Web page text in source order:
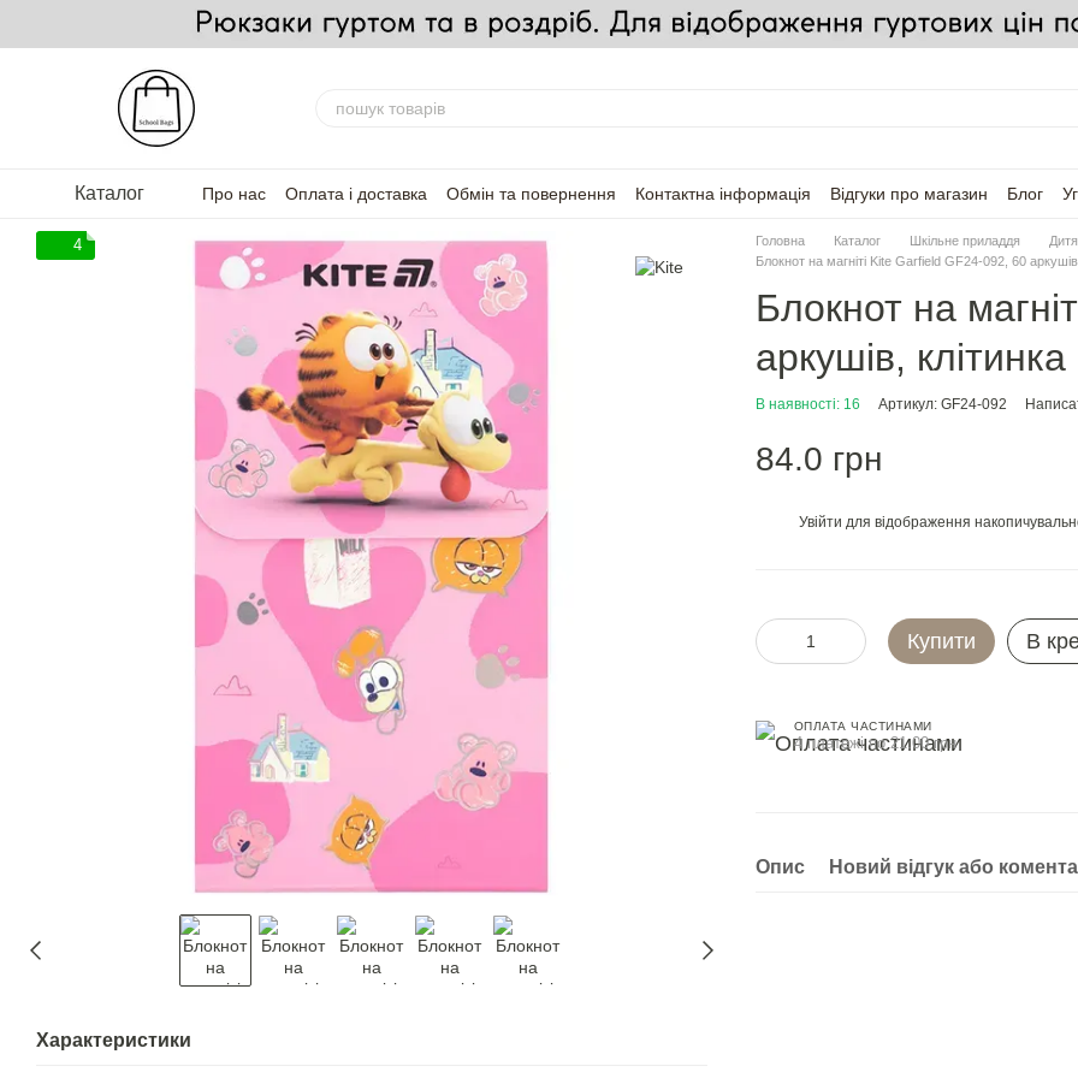
Перейти до основного контенту
Каталог Про нас Оплата і доставка Обмін та повернення Контактна інформація Відгуки про магазин Блог
4
Характеристики
Головна Каталог Шкільне приладдя
Блокнот на магніті Kite Garfield GF24-092, 60
Блокнот на
аркушів, клітинка
В наявності: 16 Артикул: GF24-092
84.0 грн
Увійти для відображення
Купити В
ОПЛАТА ЧАСТИНАМИ
4 платежі по 21.00 грн
Опис Новий відгук або